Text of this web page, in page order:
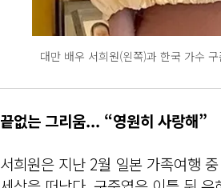
대만 배우 서희원(왼쪽)과 한국 가수
끝없는 그리움... “영원히 사랑해”
서희원은 지난 2월 일본 가족여행